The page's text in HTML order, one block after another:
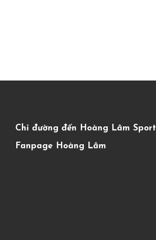
Chỉ đường đến Hoàng Lâm Sport
Fanpage Hoàng Lâm